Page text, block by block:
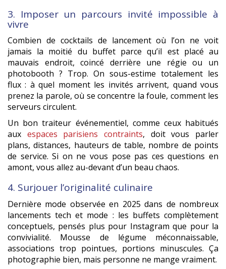
3. Imposer un parcours invité impossible à
vivre
Combien de cocktails de lancement où l’on ne voit
jamais la moitié du buffet parce qu’il est placé au
mauvais endroit, coincé derrière une régie ou un
photobooth ? Trop. On sous-estime totalement les
flux : à quel moment les invités arrivent, quand vous
prenez la parole, où se concentre la foule, comment les
serveurs circulent.
Un bon traiteur événementiel, comme ceux habitués
aux espaces parisiens contraints, doit vous parler
plans, distances, hauteurs de table, nombre de points
de service. Si on ne vous pose pas ces questions en
amont, vous allez au-devant d’un beau chaos.
4. Surjouer l’originalité culinaire
Dernière mode observée en 2025 dans de nombreux
lancements tech et mode : les buffets complètement
conceptuels, pensés plus pour Instagram que pour la
convivialité. Mousse de légume méconnaissable,
associations trop pointues, portions minuscules. Ça
photographie bien, mais personne ne mange vraiment.